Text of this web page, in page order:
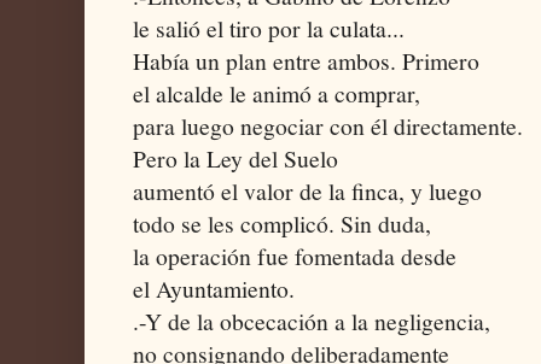
le salió el tiro por la culata...
Había un plan entre ambos. Primero
el alcalde le animó a comprar,
para luego negociar con él directamente.
Pero la Ley del Suelo
aumentó el valor de la finca, y luego
todo se les complicó. Sin duda,
la operación fue fomentada desde
el Ayuntamiento.
.-Y de la obcecación a la negligencia,
no consignando deliberadamente